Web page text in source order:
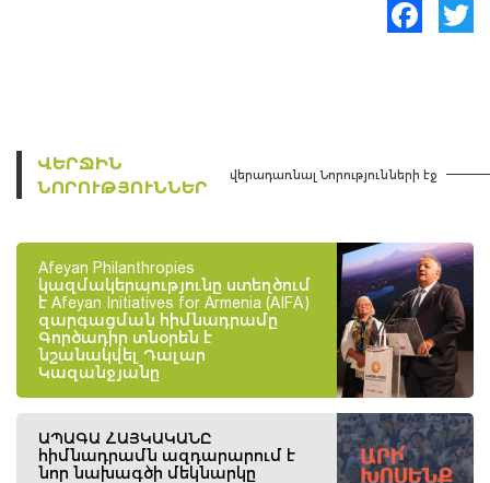
ՎԵՐՋԻՆ
ՆՈՐՈՒԹՅՈՒՆՆԵՐ
վերադառնալ Նորությունների էջ
Afeyan Philanthropies
կազմակերպությունը ստեղծում
է Afeyan Initiatives for Armenia (AIFA)
զարգացման հիմնադրամը
Գործադիր տնօրեն է
նշանակվել Դալար
Կազանջյանը
ԱՊԱԳԱ ՀԱՅԿԱԿԱՆԸ
հիմնադրամն ազդարարում է
նոր նախագծի մեկնարկը